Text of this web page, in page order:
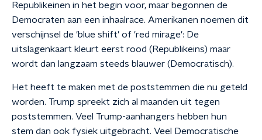
Republikeinen in het begin voor, maar begonnen de
Democraten aan een inhaalrace. Amerikanen noemen dit
verschijnsel de 'blue shift' of 'red mirage': De
uitslagenkaart kleurt eerst rood (Republikeins) maar
wordt dan langzaam steeds blauwer (Democratisch).
Het heeft te maken met de poststemmen die nu geteld
worden. Trump spreekt zich al maanden uit tegen
poststemmen. Veel Trump-aanhangers hebben hun
stem dan ook fysiek uitgebracht. Veel Democratische